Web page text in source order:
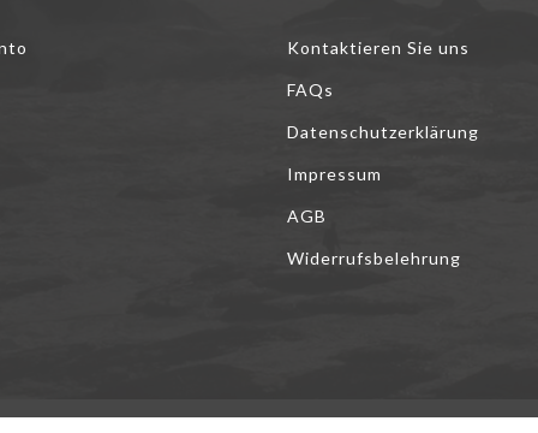
Kontaktieren Sie uns
FAQs
Datenschutzerklärung
Impressum
AGB
Widerrufsbelehrung
Wenn Sie die unten aufgeführten optionalen Cookies nicht